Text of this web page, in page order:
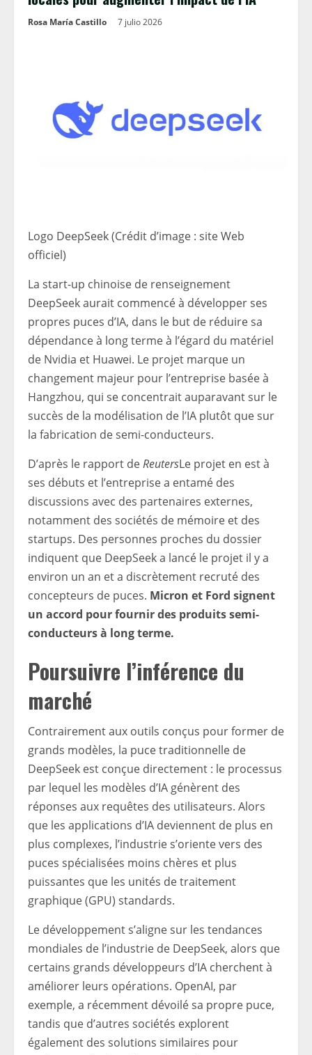
Rosa María Castillo 7 julio 2026
Logo DeepSeek (Crédit d’image : site Web
officiel)
La start-up chinoise de renseignement
DeepSeek aurait commencé à développer ses
propres puces d’IA, dans le but de réduire sa
dépendance à long terme à l’égard du matériel
de Nvidia et Huawei. Le projet marque un
changement majeur pour l’entreprise basée à
Hangzhou, qui se concentrait auparavant sur le
succès de la modélisation de l’IA plutôt que sur
la fabrication de semi-conducteurs.
D’après le rapport deReutersLe projet en est à
ses débuts et l’entreprise a entamé des
discussions avec des partenaires externes,
notamment des sociétés de mémoire et des
startups. Des personnes proches du dossier
indiquent que DeepSeek a lancé le projet il y a
environ un an et a discrètement recruté des
concepteurs de puces. Micron et Ford signent
un accord pour fournir des produits semi-
conducteurs à long terme.
Poursuivre l’inférence du
marché
Contrairement aux outils conçus pour former de
grands modèles, la puce traditionnelle de
DeepSeek est conçue directement : le processus
par lequel les modèles d’IA génèrent des
réponses aux requêtes des utilisateurs. Alors
que les applications d’IA deviennent de plus en
plus complexes, l’industrie s’oriente vers des
puces spécialisées moins chères et plus
puissantes que les unités de traitement
graphique (GPU) standards.
Le développement s’aligne sur les tendances
mondiales de l’industrie de DeepSeek, alors que
certains grands développeurs d’IA cherchent à
améliorer leurs opérations. OpenAI, par
exemple, a récemment dévoilé sa propre puce,
tandis que d’autres sociétés explorent
également des solutions similaires pour